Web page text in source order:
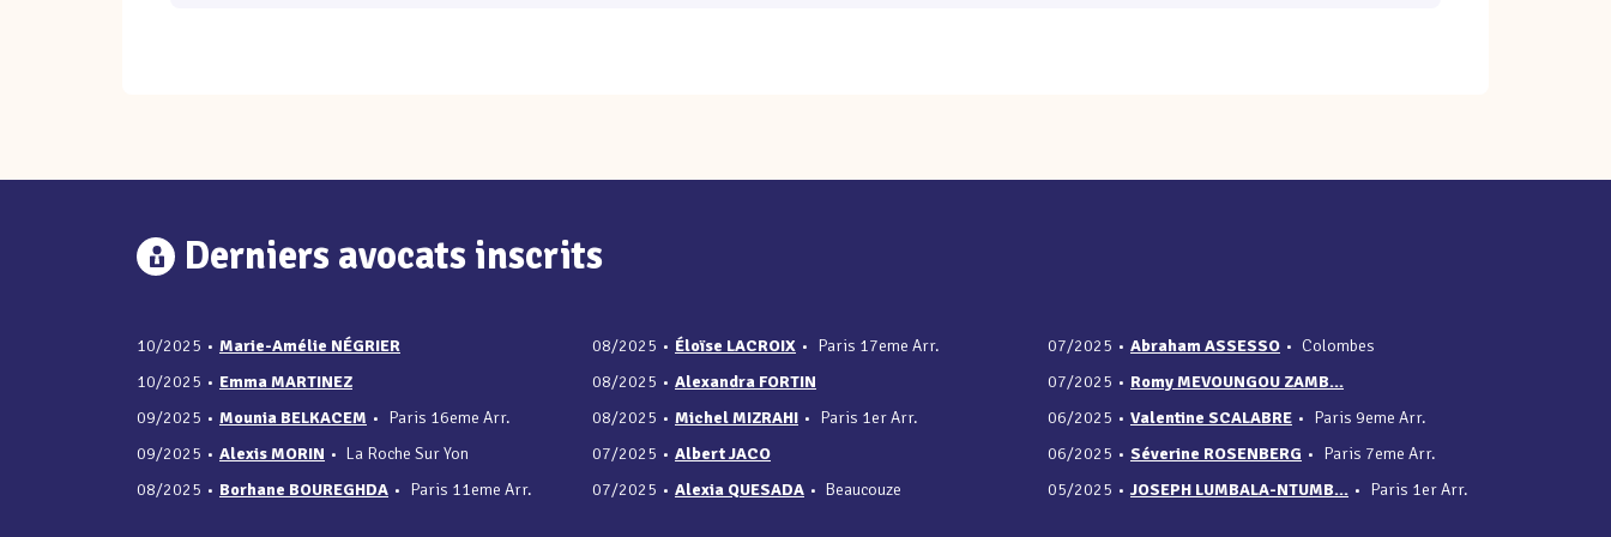
Derniers avocats inscrits
10/2025 • Marie-Amélie NÉGRIER
10/2025 • Emma MARTINEZ
09/2025 • Mounia BELKACEM • Paris 16eme Arr.
09/2025 • Alexis MORIN • La Roche Sur Yon
08/2025 • Borhane BOUREGHDA • Paris 11eme Arr.
08/2025 • Éloïse LACROIX • Paris 17eme Arr.
08/2025 • Alexandra FORTIN
08/2025 • Michel MIZRAHI • Paris 1er Arr.
07/2025 • Albert JACO
07/2025 • Alexia QUESADA • Beaucouze
07/2025 • Abraham ASSESSO • Colombes
07/2025 • Romy MEVOUNGOU ZAMB...
06/2025 • Valentine SCALABRE • Paris 9eme Arr.
06/2025 • Séverine ROSENBERG • Paris 7eme Arr.
05/2025 • JOSEPH LUMBALA-NTUMB... • Paris 1er Arr.